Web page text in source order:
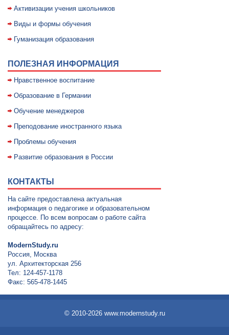
Активизации учения школьников
Виды и формы обучения
Гуманизация образования
ПОЛЕЗНАЯ ИНФОРМАЦИЯ
Нравственное воспитание
Образование в Германии
Обучение менеджеров
Преподование иностранного языка
Проблемы обучения
Развитие образования в России
КОНТАКТЫ
На сайте предоставлена актуальная
информация о педагогике и образовательном
процессе. По всем вопросам о работе сайта
обращайтесь по адресу:
ModernStudy.ru
Россия, Москва
ул. Архитекторская 256
Тел: 124-457-1178
Факс: 565-478-1445
© 2010-2026 www.modernstudy.ru